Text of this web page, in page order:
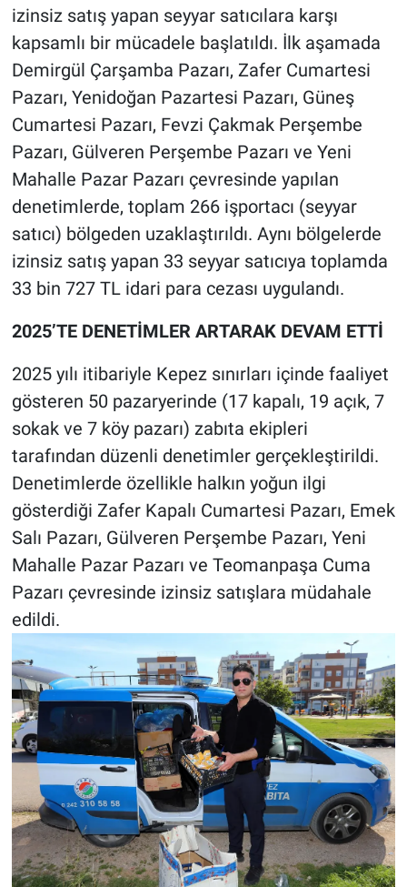
izinsiz satış yapan seyyar satıcılara karşı
kapsamlı bir mücadele başlatıldı. İlk aşamada
Demirgül Çarşamba Pazarı, Zafer Cumartesi
Pazarı, Yenidoğan Pazartesi Pazarı, Güneş
Cumartesi Pazarı, Fevzi Çakmak Perşembe
Pazarı, Gülveren Perşembe Pazarı ve Yeni
Mahalle Pazar Pazarı çevresinde yapılan
denetimlerde, toplam 266 işportacı (seyyar
satıcı) bölgeden uzaklaştırıldı. Aynı bölgelerde
izinsiz satış yapan 33 seyyar satıcıya toplamda
33 bin 727 TL idari para cezası uygulandı.
2025’TE DENETİMLER ARTARAK DEVAM ETTİ
2025 yılı itibariyle Kepez sınırları içinde faaliyet
gösteren 50 pazaryerinde (17 kapalı, 19 açık, 7
sokak ve 7 köy pazarı) zabıta ekipleri
tarafından düzenli denetimler gerçekleştirildi.
Denetimlerde özellikle halkın yoğun ilgi
gösterdiği Zafer Kapalı Cumartesi Pazarı, Emek
Salı Pazarı, Gülveren Perşembe Pazarı, Yeni
Mahalle Pazar Pazarı ve Teomanpaşa Cuma
Pazarı çevresinde izinsiz satışlara müdahale
edildi.